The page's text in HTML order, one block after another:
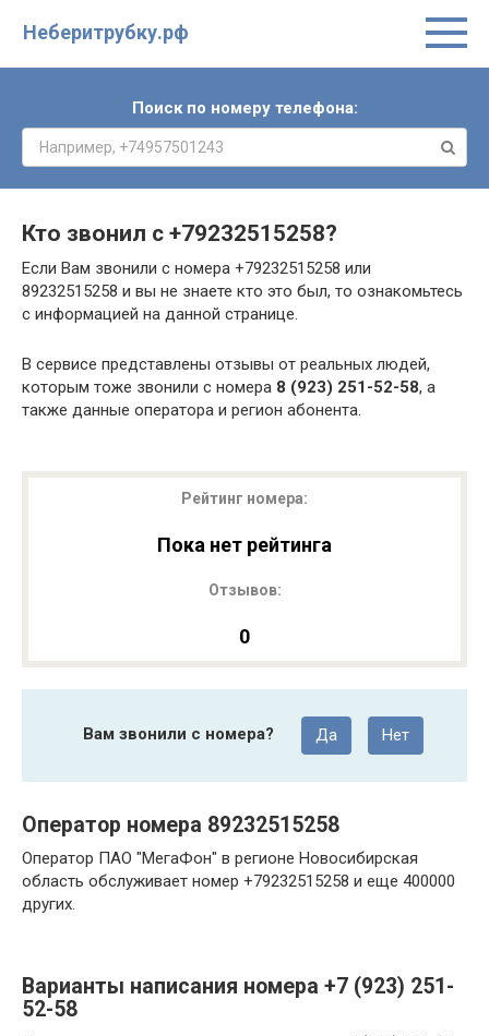
Неберитрубку.рф
Поиск по номеру телефона:
Кто звонил с +79232515258?
Если Вам звонили с номера +79232515258 или
89232515258 и вы не знаете кто это был, то ознакомьтесь
с информацией на данной странице.
В сервисе представлены отзывы от реальных людей,
которым тоже звонили с номера 8 (923) 251-52-58, а
также данные оператора и регион абонента.
Рейтинг номера:
Пока нет рейтинга
Отзывов:
0
Вам звонили с номера? Да Нет
Оператор номера 89232515258
Оператор ПАО "МегаФон" в регионе Новосибирская
область обслуживает номер +79232515258 и еще 400000
других.
Варианты написания номера +7 (923) 251-
52-58